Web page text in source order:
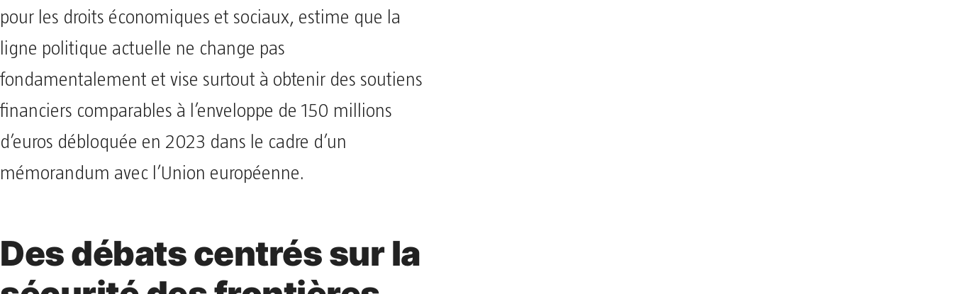
pour les droits économiques et sociaux, estime que la
ligne politique actuelle ne change pas
fondamentalement et vise surtout à obtenir des soutiens
financiers comparables à l’enveloppe de 150 millions
d’euros débloquée en 2023 dans le cadre d’un
mémorandum avec l’Union européenne.
Des débats centrés sur la